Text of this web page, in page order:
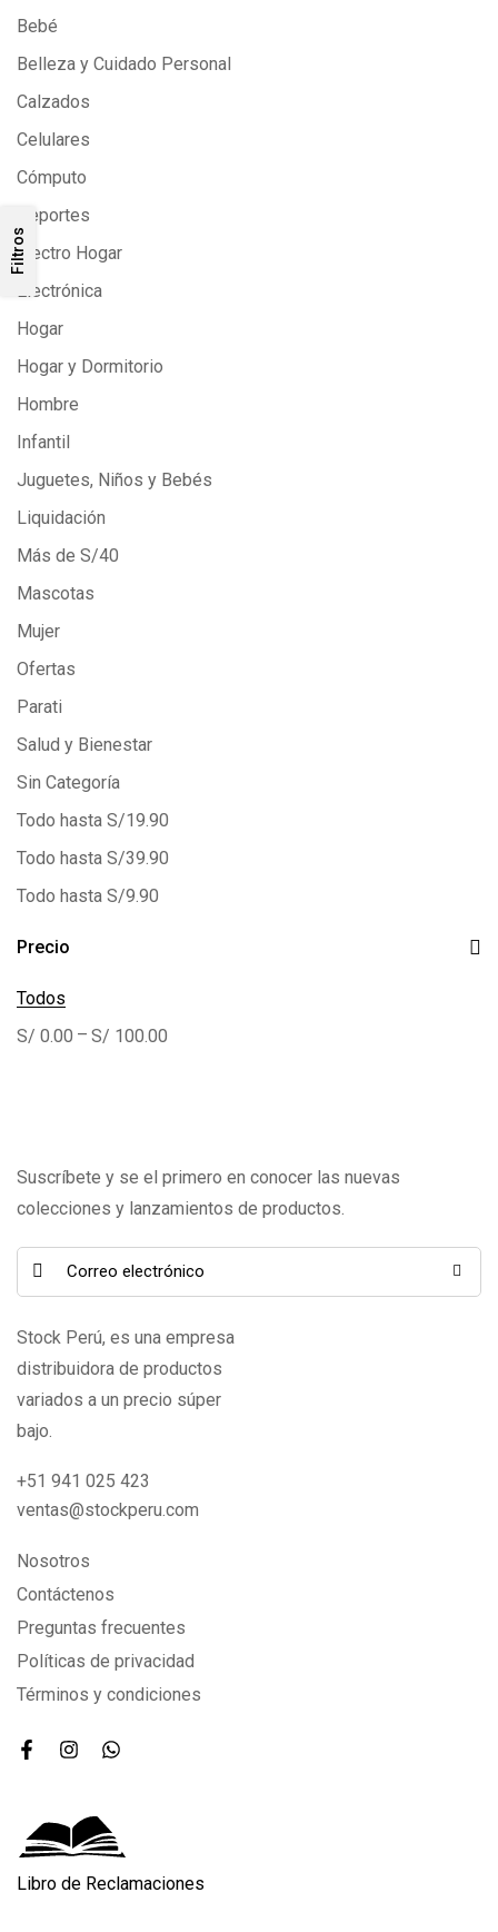
Bebé
Belleza y Cuidado Personal
Calzados
Celulares
Cómputo
Deportes
Electro Hogar
Electrónica
Hogar
Hogar y Dormitorio
Hombre
Infantil
Juguetes, Niños y Bebés
Liquidación
Más de S/40
Mascotas
Mujer
Ofertas
Parati
Salud y Bienestar
Sin Categoría
Todo hasta S/19.90
Todo hasta S/39.90
Todo hasta S/9.90
Precio
Todos
S/ 0.00 – S/ 100.00
Filtros
Suscríbete y se el primero en conocer las nuevas
colecciones y lanzamientos de productos.
Stock Perú, es una empresa
distribuidora de productos
variados a un precio súper
bajo.
+51 941 025 423
ventas@stockperu.com
Nosotros
Contáctenos
Preguntas frecuentes
Políticas de privacidad
Términos y condiciones
Libro de Reclamaciones